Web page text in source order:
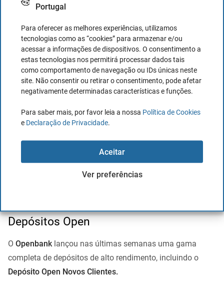
Portugal
Para oferecer as melhores experiências, utilizamos
tecnologias como as “cookies” para armazenar e/ou
acessar a informações de dispositivos. O consentimento a
estas tecnologias nos permitirá processar dados tais
como comportamento de navegação ou IDs únicas neste
site. Não consentir ou retirar o consentimento, pode afetar
negativamente determinadas características e funções.
Para saber mais, por favor leia a nossa Política de Cookies
e Declaração de Privacidade.
Aceitar
Ver preferências
Todos os seus movimentos são classificados por
Dispõe de gráficos simples para seguir a evolução
dos seus gastos.
O serviço de controlo de gastos que lhe permite
gerir e controlar de forma simples e eficiente as
suas finanças
tendência e a evolução dos seus gastos.
produtos e em relação ao ano anterior.
Os seus gastos encontram-se classificados por
categorias configuráveis para facilitar a sua
Depósitos Open
O Openbank lançou nas últimas semanas uma gama
completa de depósitos de alto rendimento, incluindo o
Depósito Open Novos Clientes.